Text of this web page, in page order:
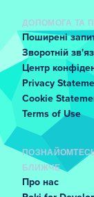
ДОПОМОГА ТА
Поширені
Зворотній
Центр
Privacy
Cookie
Terms of Use
БЛИЖЧЕ
Про нас